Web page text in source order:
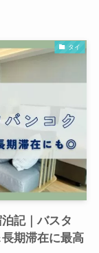
タイ
記｜バスタ
期滞在に最高